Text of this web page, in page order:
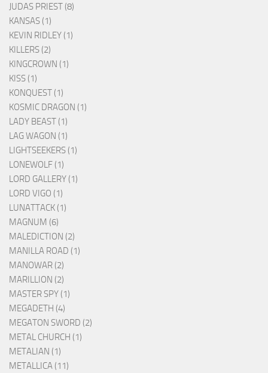
JUDAS PRIEST (8)
KANSAS (1)
KEVIN RIDLEY (1)
KILLERS (2)
KINGCROWN (1)
KISS (1)
KONQUEST (1)
KOSMIC DRAGON (1)
LADY BEAST (1)
LAG WAGON (1)
LIGHTSEEKERS (1)
LONEWOLF (1)
LORD GALLERY (1)
LORD VIGO (1)
LUNATTACK (1)
MAGNUM (6)
MALEDICTION (2)
MANILLA ROAD (1)
MANOWAR (2)
MARILLION (2)
MASTER SPY (1)
MEGADETH (4)
MEGATON SWORD (2)
METAL CHURCH (1)
METALIAN (1)
METALLICA (11)